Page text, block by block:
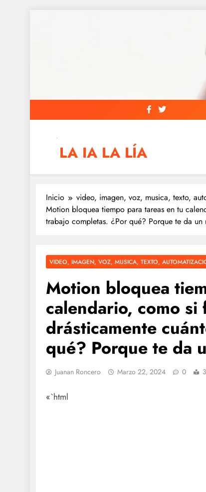
LA IA LA LÍA
IAs AIs, Automation y otras siglas raras
Inicio
video, imagen, voz, musica, texto,
Motion bloquea tiempo para tareas en tu
trabajo completas. ¿Por qué? Porque te da
VIDEO, IMAGEN, VOZ, MUSICA, TEXTO,
Motion bloquea
calendario, como
drásticamente
qué? Porque te da
Juanan Roncero Marzo 22, 2024 0
«`html